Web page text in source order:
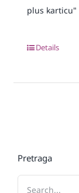
plus karticu"
Details
Pretraga